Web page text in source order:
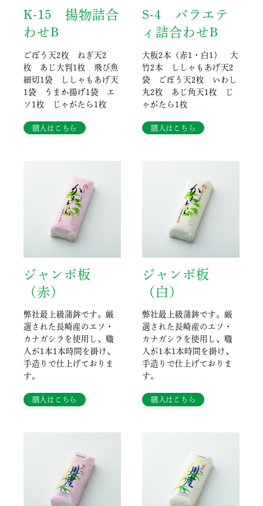
K-15 揚物詰合
わせB
ごぼう天2枚 ねぎ天2
枚 あじ大判1枚 飛び魚
細切1袋 ししゃもあげ天
1袋 うまか揚げ1袋 エ
ソ1枚 じゃがたら1枚
購入はこちら
S-4 バラエテ
ィ詰合わせB
大板2本（赤1・白1） 大
竹2本 ししゃもあげ天2
袋 ごぼう天2枚 いわし
丸2枚 あじ角天1枚 じ
ゃがたら1枚
購入はこちら
ジャンボ板
（赤）
弊社最上級蒲鉾です。厳
選された長崎産のエソ・
カナガシラを使用し、職
人が1本1本時間を掛け、
手造りで仕上げておりま
す。
購入はこちら
ジャンボ板
（白）
弊社最上級蒲鉾です。厳
選された長崎産のエソ・
カナガシラを使用し、職
人が1本1本時間を掛け、
手造りで仕上げておりま
す。
購入はこちら